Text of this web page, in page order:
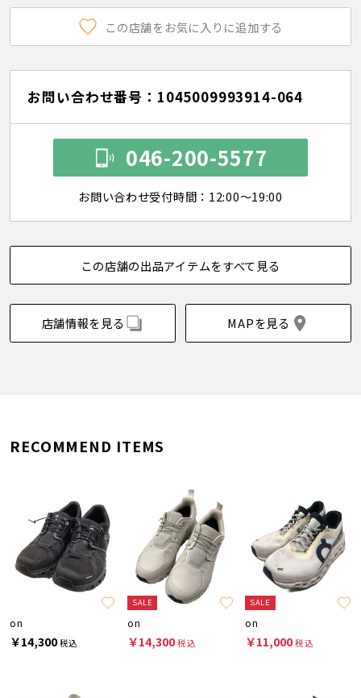
この店舗をお気に入りに追加する
お問い合わせ番号：1045009993914-064
046-200-5577
お問い合わせ受付時間：12:00～19:00
この店舗の出品アイテムをすべて見る
店舗情報を見る MAPを見る
RECOMMEND ITEMS
on
￥14,300税込
SALE
on
￥14,300税込
SALE
on
￥11,000税込